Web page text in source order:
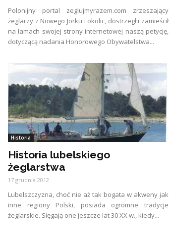
Polonijny portal zeglujmyrazem.com zrzeszający
żeglarzy z Nowego Jorku i okolic, dostrzegł i zamieścił
na łamach swojej strony internetowej naszą petycję,
dotyczącą nadania Honorowego Obywatelstwa...
Historia
Historia lubelskiego
żeglarstwa
17 grudnia 2012
Lubelszczyzna, choć nie aż tak bogata w akweny jak
inne regiony Polski, posiada ogromne tradycje
żeglarskie. Sięgają one jeszcze lat 30 XX w., kiedy...